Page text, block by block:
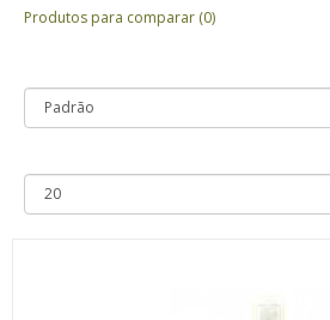
Produtos para comparar (0)